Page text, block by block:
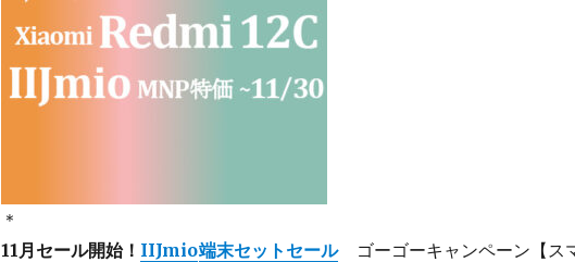
＊
11月セール開始！ IIJmio端末セットセール ゴーゴーキャンペーン【ス